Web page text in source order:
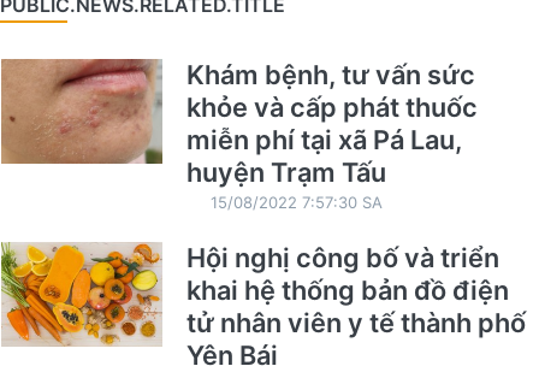
Khám bệnh, tư vấn sức
khỏe và cấp phát thuốc
miễn phí tại xã Pá Lau,
huyện Trạm Tấu
15/08/2022 7:57:30 SA
Hội nghị công bố và triển
khai hệ thống bản đồ điện
tử nhân viên y tế thành phố
Yên Bái